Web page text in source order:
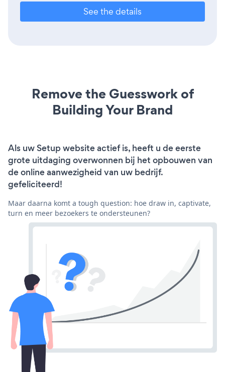
See the details
Remove the Guesswork of
Building Your Brand
Als uw Setup website actief is, heeft u de eerste
grote uitdaging overwonnen bij het opbouwen van
de online aanwezigheid van uw bedrijf.
gefeliciteerd!
Maar daarna komt a tough question: hoe draw in, captivate,
turn en meer bezoekers te ondersteunen?